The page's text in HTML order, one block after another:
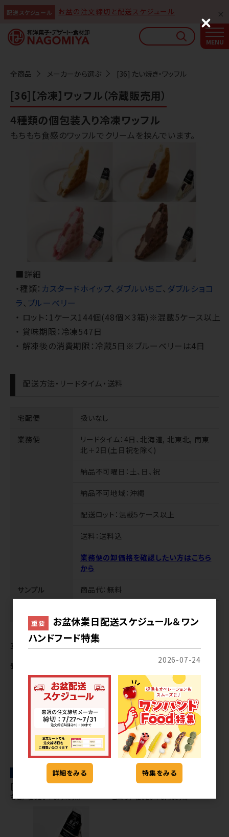
配送スケジュール お盆の注文締切と配送スケジュール
全商品 メーカーから選ぶ [36] たい焼き・ワッフル
[36]【冷凍】ワッフル（冷蔵販売用）
4種類の個包装入り冷凍ワッフル
もちもち食感のワッフルでクリームを挟んでいます。
■詳細
・種類： カスタードホイップ、 ダブルいちご、 ダブルショコ
ラ、 ブルーベリー
・ ロット：1ケース144個(48個×3箱)※混載5ケース以上
・ 賞味期限：冷凍547日
・ 解凍後の消費期限：冷蔵5日※ブルーベリーは4日
配送方法・リードタイム・送料
宅配便 扱いなし
業務便 リードタイム ：4日、北海道, 北東北, 南東
北＋2日(土日祝を除く)
納品不可曜日 ：土、日、祝
納品不可地域 ：沖縄
配送ロット ：混載5ケース以上
送料：送料込
業務便の卸価格を確認したい方はこちら
から
サンプル 商品代：無料
3
件中 1〜3件目
表示切替
[36] もっちりワッフル（ダブルい
ちご）（2026年8月終売）
[36] もっちりワッフル（ダブルシ
ョコラ）（2026年8月終売）
なごみやAIガイド
AIがなごみやの使い方をお答えします
重要
お盆休業日配送スケジュール＆ワン
ハンドフード特集
2026-07-24
詳細をみる 特集をみる
C
l
o